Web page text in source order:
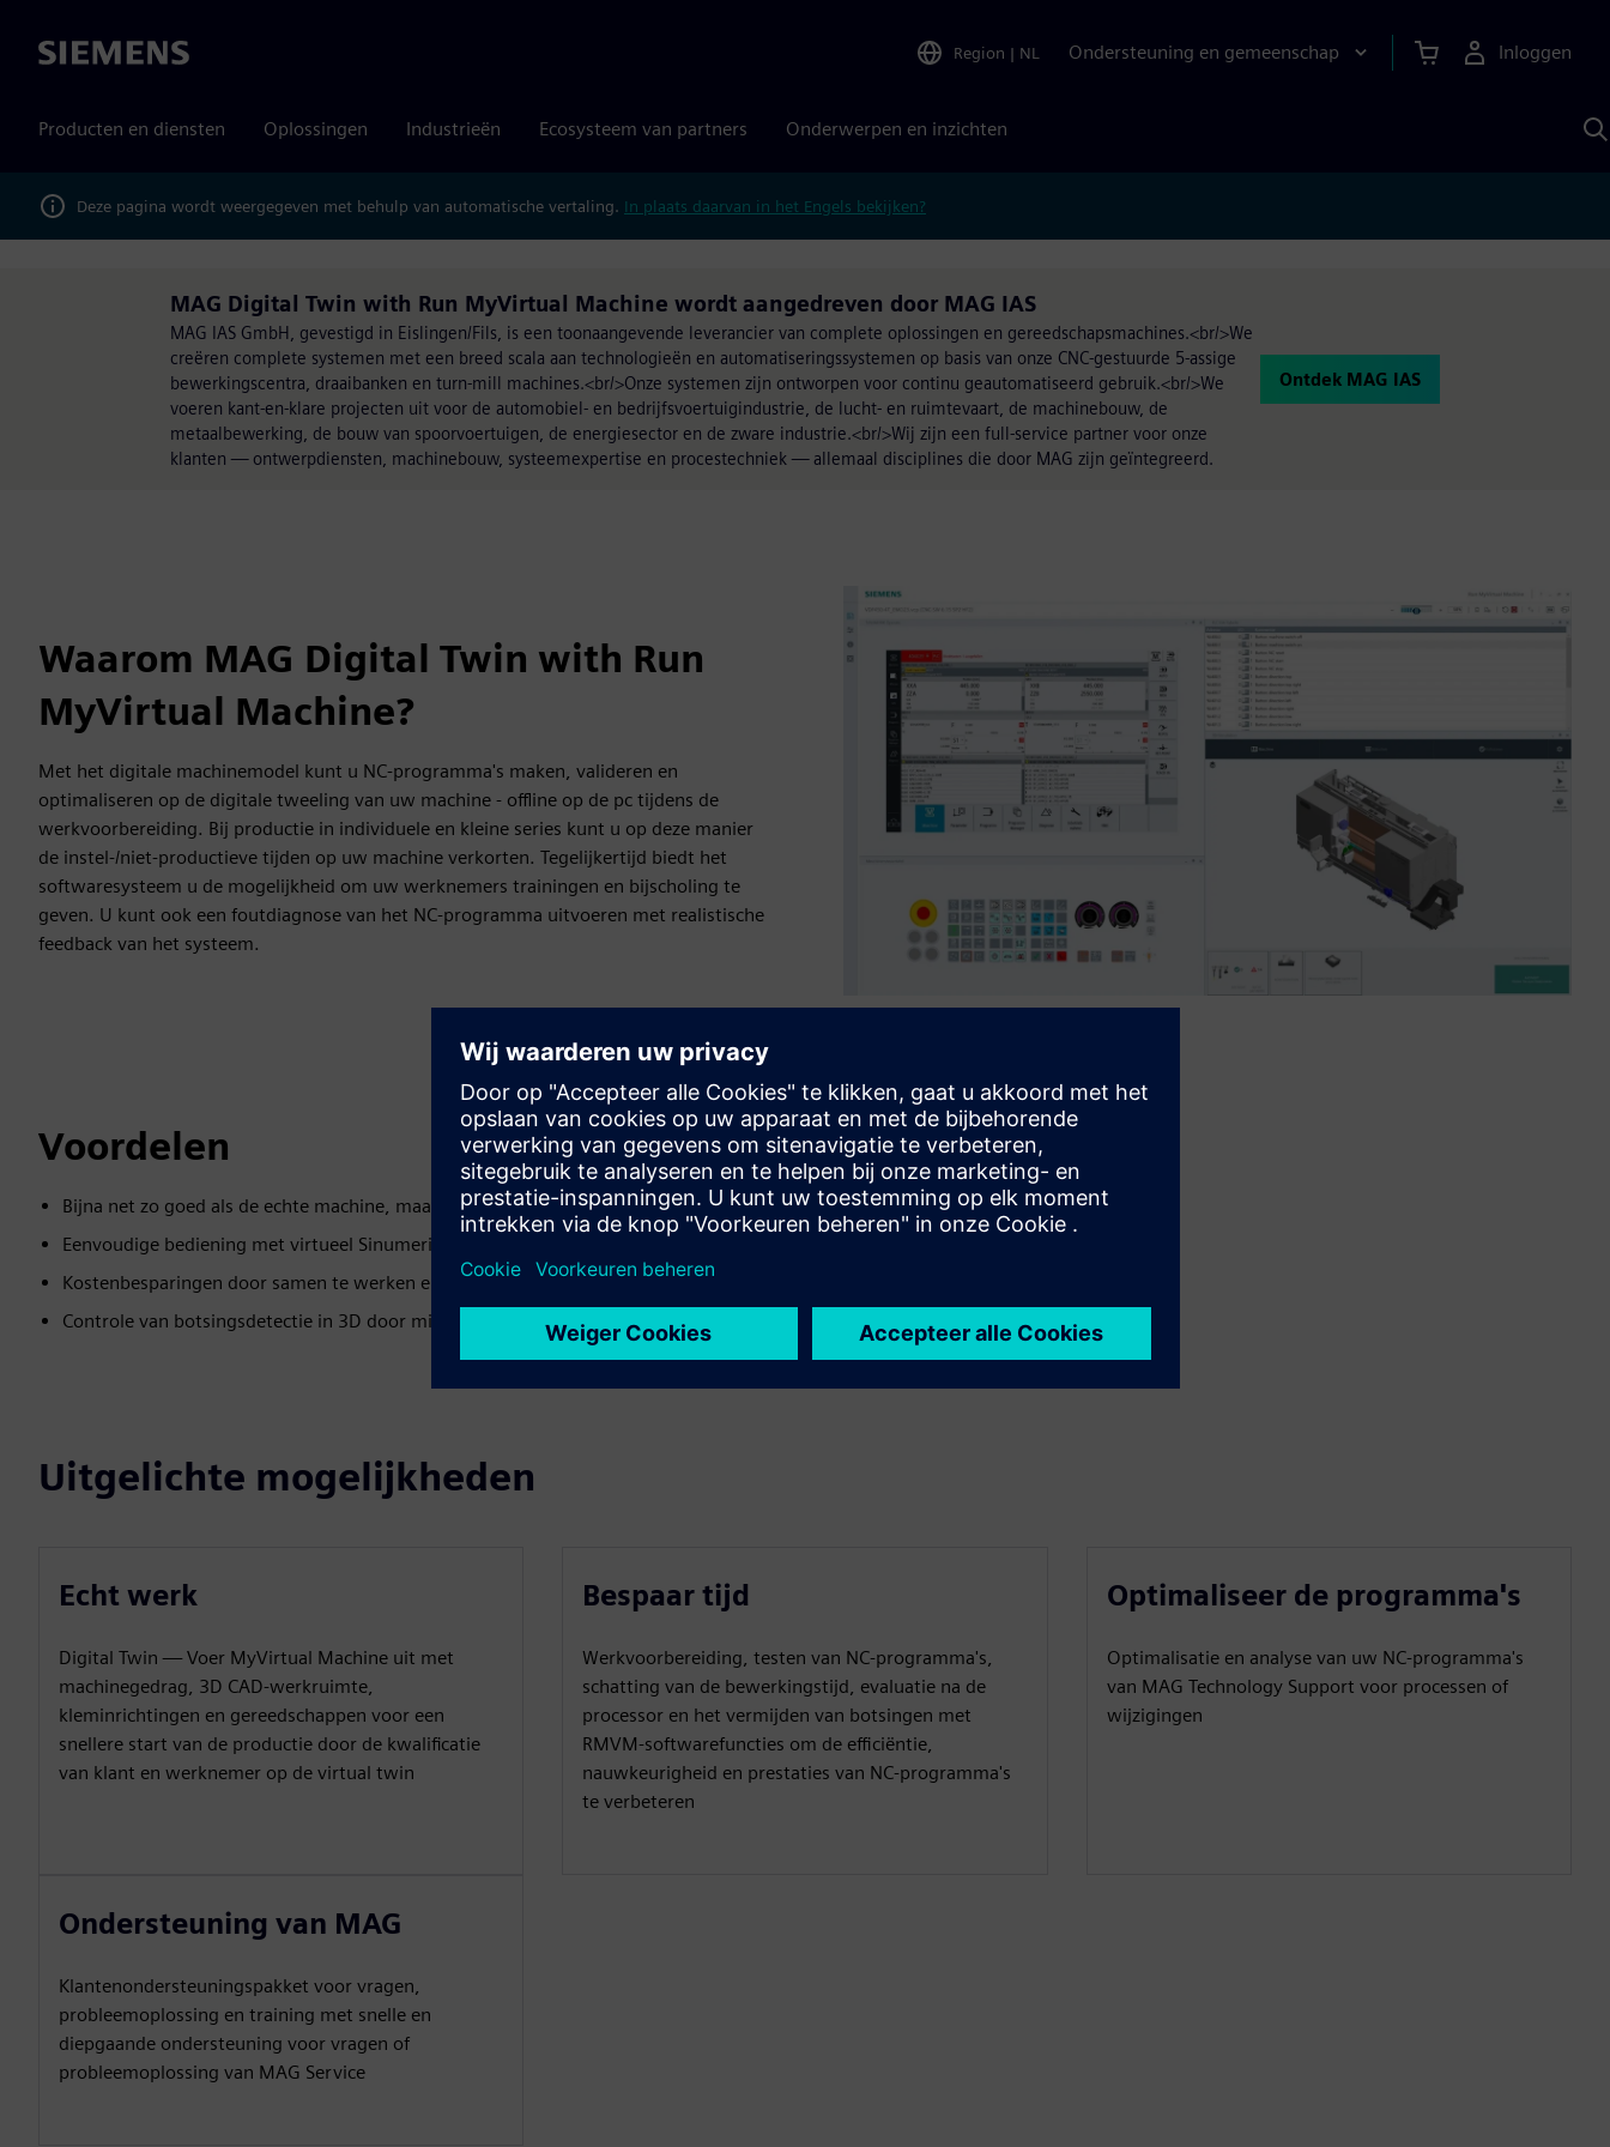
Siemens Region | NL Ondersteuning en gemeenschap Inloggen
Producten en diensten Oplossingen Industrieën Ecosysteem van partners Onderwerpen en inzichten
Deze pagina wordt weergegeven met behulp van automatische vertaling. In plaats daarvan in het Engels bekijken?
MAG Digital Twin with Run MyVirtual Machine wordt aangedreven door MAG IAS
MAG IAS GmbH, gevestigd in Eislingen/Fils, is een toonaangevende leverancier van complete oplossingen en gereedschapsmachines.<br/>We
creëren complete systemen met een breed scala aan technologieën en automatiseringssystemen op basis van onze CNC-gestuurde 5-assige
bewerkingscentra, draaibanken en turn-mill machines.<br/>Onze systemen zijn ontworpen voor continu geautomatiseerd gebruik.<br/>We
voeren kant-en-klare projecten uit voor de automobiel- en bedrijfsvoertuigindustrie, de lucht- en ruimtevaart, de machinebouw, de
metaalbewerking, de bouw van spoorvoertuigen, de energiesector en de zware industrie.<br/>Wij zijn een full-service partner voor onze
klanten — ontwerpdiensten, machinebouw, systeemexpertise en procestechniek — allemaal disciplines die door MAG zijn geïntegreerd.
Ontdek MAG IAS
Waarom MAG Digital Twin with Run
MyVirtual Machine?
Met het digitale machinemodel kunt u NC-programma's maken, valideren en
optimaliseren op de digitale tweeling van uw machine - offline op de pc tijdens de
werkvoorbereiding. Bij productie in individuele en kleine series kunt u op deze manier
de instel-/niet-productieve tijden op uw machine verkorten. Tegelijkertijd biedt het
softwaresysteem u de mogelijkheid om uw werknemers trainingen en bijscholing te
geven. U kunt ook een foutdiagnose van het NC-programma uitvoeren met realistische
feedback van het systeem.
Voordelen
Bijna net zo goed als de echte machine, maar veel sneller te gebruiken op kantoor.
Eenvoudige bediening met virtueel Sinumerik-bedienings- en machinepaneel
Kostenbesparingen door samen te werken en reizen te vermijden
Controle van botsingsdetectie in 3D door middel van kleursignalisatie en logboekproces
Uitgelichte mogelijkheden
Echt werk
Digital Twin — Voer MyVirtual Machine uit met
machinegedrag, 3D CAD-werkruimte,
kleminrichtingen en gereedschappen voor een
snellere start van de productie door de kwalificatie
van klant en werknemer op de virtual twin
Bespaar tijd
Werkvoorbereiding, testen van NC-programma's,
schatting van de bewerkingstijd, evaluatie na de
processor en het vermijden van botsingen met
RMVM-softwarefuncties om de efficiëntie,
nauwkeurigheid en prestaties van NC-programma's
te verbeteren
Optimaliseer de programma's
Optimalisatie en analyse van uw NC-programma's
van MAG Technology Support voor processen of
wijzigingen
Ondersteuning van MAG
Klantenondersteuningspakket voor vragen,
probleemoplossing en training met snelle en
diepgaande ondersteuning voor vragen of
probleemoplossing van MAG Service